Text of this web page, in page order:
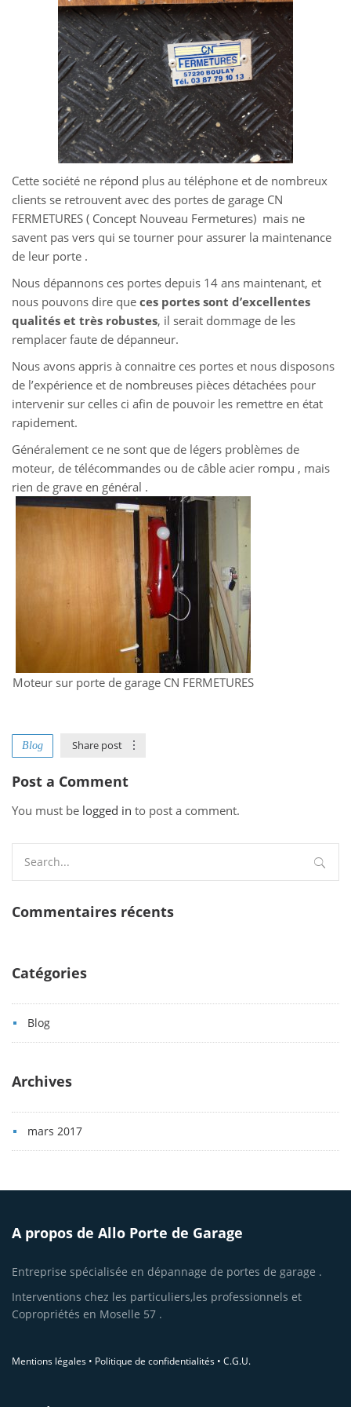
Cette société ne répond plus au téléphone et de nombreux
clients se retrouvent avec des portes de garage CN
FERMETURES ( Concept Nouveau Fermetures) mais ne
savent pas vers qui se tourner pour assurer la maintenance
de leur porte .
Nous dépannons ces portes depuis 14 ans maintenant, et
nous pouvons dire que ces portes sont d’excellentes
qualités et très robustes, il serait dommage de les
remplacer faute de dépanneur.
Nous avons appris à connaitre ces portes et nous disposons
de l’expérience et de nombreuses pièces détachées pour
intervenir sur celles ci afin de pouvoir les remettre en état
rapidement.
Généralement ce ne sont que de légers problèmes de
moteur, de télécommandes ou de câble acier rompu , mais
rien de grave en général .
Moteur sur porte de garage CN FERMETURES
Blog Share post
Post a Comment
You must be logged in to post a comment.
for:
Commentaires récents
Catégories
Blog
Archives
mars 2017
A propos de Allo Porte de Garage
Entreprise spécialisée en dépannage de portes de garage .
Interventions chez les particuliers,les professionnels et
Copropriétés en Moselle 57 .
Mentions légales • Politique de confidentialités • C.G.U.